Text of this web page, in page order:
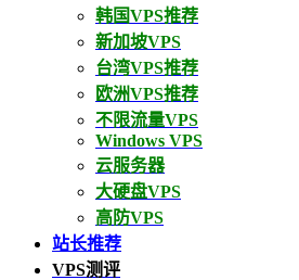
韩国VPS推荐
新加坡VPS
台湾VPS推荐
欧洲VPS推荐
不限流量VPS
Windows VPS
云服务器
大硬盘VPS
高防VPS
站长推荐
VPS测评